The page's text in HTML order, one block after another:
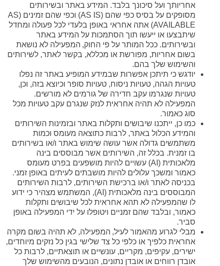
אחריותך ועל סיכונך בלבד. המידע באתר ובשירותים
מסופקים על בסיס כפי שהם (AS IS) וכפי שהם זמינים (AS
AVAILABLE) אתה אחראי באופן בלעדי לכל פעולה ומחדל
שיתבצעו או ייעשו תוך הסתמכות על המידע באתר
ובשירותים. ככל המותר על פי החוק, המפעילה לא נושאת
בשום אחריות, מפורשת או מכללא, בקשר לאתר, לשירותים
והשימוש שלך בהם.
יודגש כי תיתכן אפשרות שבמידע המופיע באתר זה נפלו
טעויות הגהה, טעויות ניסוח, טעויות סופר וכיוצא בזה, וכן,
טעויות שנגרמו עקב חדירה של גורמים לא מורשים.
המפעילה לא תהיה אחראית לנזק שנגרם עקב טעויות מכל
סוג כאמור.
כמו כן, ייתכנו שיבושים ותקלות באתר ובזמינות השירותים
והמידע הכלול באתר, לרבות כתוצאה מעומס וכמות
משתמשים גדולה אשר עושה שימוש באתר ו/או בשירותים
בו זמנית. בכלל זה, השירותים אשר מבוססים בינה
מלאכותית (AI) עשויים להיות מושפעים בפרט מעומס
כאמור ומשכך עלולים להיות מושבתים לעיתים באופן זמני.
בכניסה לאתר ו/או ברכישת השירותים, לרבות השירותים
המבוססים בינה מלאכותית (AI), המשתמש מצהיר כי ידוע
לו שהמפעילה לא תהא אחראית לכל שיבושים ותקלות
כאמור, ובלבד שהם זמניים ויטופלו על ידי המפעילה באופן
סביר.
מבלי לגרוע מהאמור לעיל, המפעילה, לא תהיה בשום מקרה
אחראית כלפיך או כלפי כל צד שלישי בגין כל נזקים מיוחדים,
ישירים, עקיפים, מקריים, עונשיים או תוצאתיים, לרבות כל
אובדן רווחים או אובדן נתונים, הנובעים מהשימוש שלך